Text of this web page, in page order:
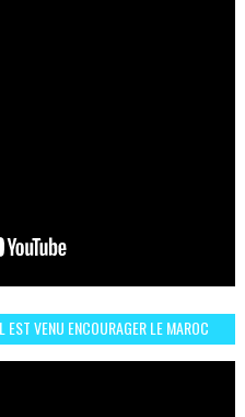
EST VENU ENCOURAGER LE MAROC